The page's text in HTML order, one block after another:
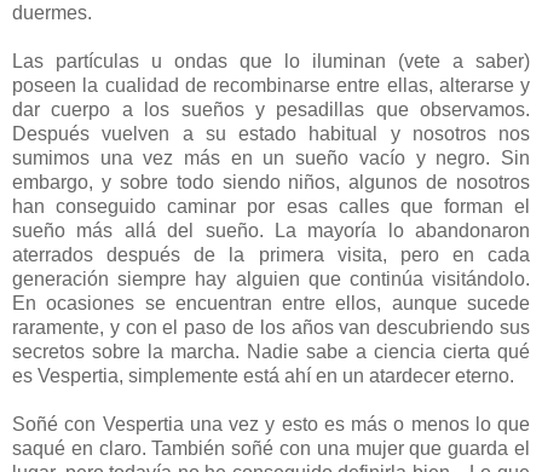
duermes.
Las partículas u ondas que lo iluminan (vete a saber)
poseen la cualidad de recombinarse entre ellas, alterarse y
dar cuerpo a los sueños y pesadillas que observamos.
Después vuelven a su estado habitual y nosotros nos
sumimos una vez más en un sueño vacío y negro. Sin
embargo, y sobre todo siendo niños, algunos de nosotros
han conseguido caminar por esas calles que forman el
sueño más allá del sueño. La mayoría lo abandonaron
aterrados después de la primera visita, pero en cada
generación siempre hay alguien que continúa visitándolo.
En ocasiones se encuentran entre ellos, aunque sucede
raramente, y con el paso de los años van descubriendo sus
secretos sobre la marcha. Nadie sabe a ciencia cierta qué
es Vespertia, simplemente está ahí en un atardecer eterno.
Soñé con Vespertia una vez y esto es más o menos lo que
saqué en claro. También soñé con una mujer que guarda el